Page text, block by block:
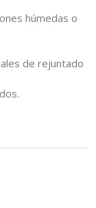
húmedas o
de rejuntado